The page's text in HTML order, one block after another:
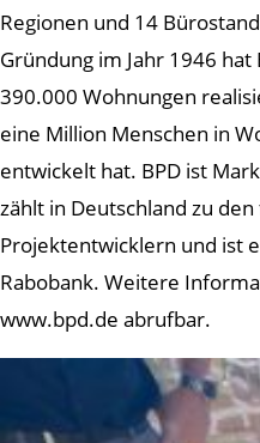
Regionen und 14
Gründung im Jahr 1946
390.000 Wohnungen
eine Million Menschen in
entwickelt hat. BPD ist
zählt in Deutschland zu
Projektentwicklern und ist
Rabobank. Weitere
www.bpd.de abrufbar.